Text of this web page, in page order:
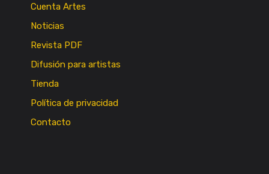
Cuenta Artes
Noticias
Revista PDF
Difusión para artistas
Tienda
Política de privacidad
Contacto